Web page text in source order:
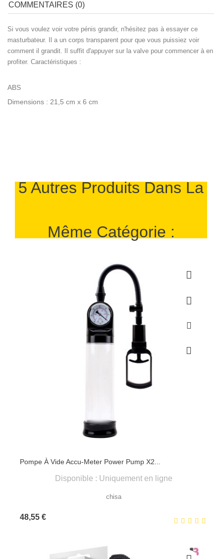
COMMENTAIRES (0)
Si vous voulez voir votre pénis grandir, n'hésitez pas à essayer ce
masturbateur. Il a un corps transparent pour que vous puissiez voir
comment il grandit. Il suffit d'appuyer sur la valve pour commencer à en
profiter. Caractéristiques :
ABS
Dimensions : 21,5 cm x 6 cm
5 Autres Produits Dans La
Même Catégorie :
Pompe À Vide Accu-Meter Power Pump X2...
Disponible : Uniquement en ligne
chisa
48,55 €Prix